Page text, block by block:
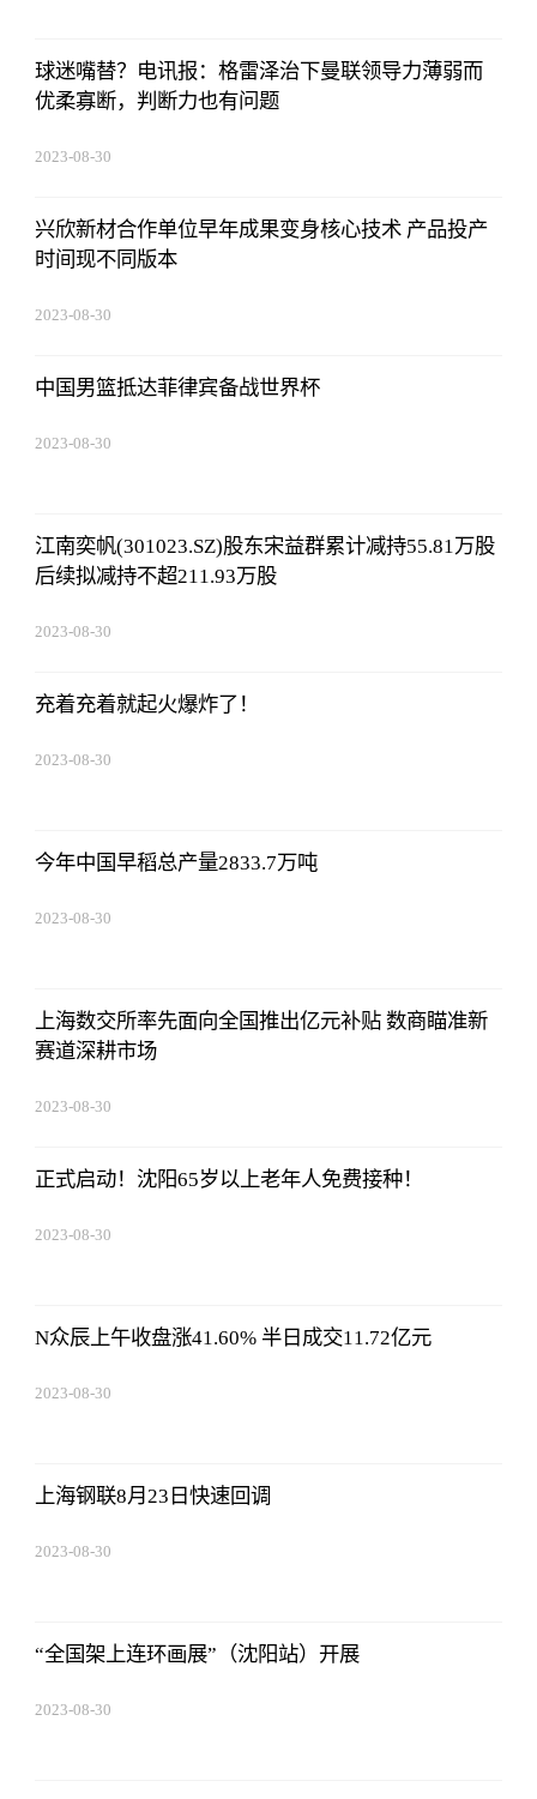
球迷嘴替？电讯报：格雷泽治下曼联领导力薄弱而
优柔寡断，判断力也有问题
2023-08-30
兴欣新材合作单位早年成果变身核心技术 产品投产
时间现不同版本
2023-08-30
中国男篮抵达菲律宾备战世界杯
2023-08-30
江南奕帆(301023.SZ)股东宋益群累计减持55.81万股
后续拟减持不超211.93万股
2023-08-30
充着充着就起火爆炸了！
2023-08-30
今年中国早稻总产量2833.7万吨
2023-08-30
上海数交所率先面向全国推出亿元补贴 数商瞄准新
赛道深耕市场
2023-08-30
正式启动！沈阳65岁以上老年人免费接种！
2023-08-30
N众辰上午收盘涨41.60% 半日成交11.72亿元
2023-08-30
上海钢联8月23日快速回调
2023-08-30
“全国架上连环画展”（沈阳站）开展
2023-08-30